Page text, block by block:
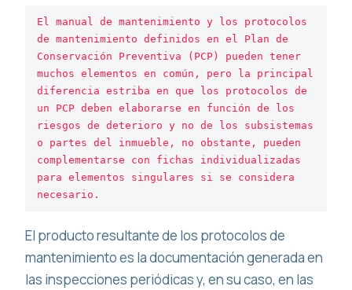
El manual de mantenimiento y los protocolos
de mantenimiento definidos en el Plan de
Conservación Preventiva (PCP) pueden tener
muchos elementos en común, pero la principal
diferencia estriba en que los protocolos de
un PCP deben elaborarse en función de los
riesgos de deterioro y no de los subsistemas
o partes del inmueble, no obstante, pueden
complementarse con fichas individualizadas
para elementos singulares si se considera
necesario.
El producto resultante de los protocolos de
mantenimiento es la documentación generada en
las inspecciones periódicas y, en su caso, en las